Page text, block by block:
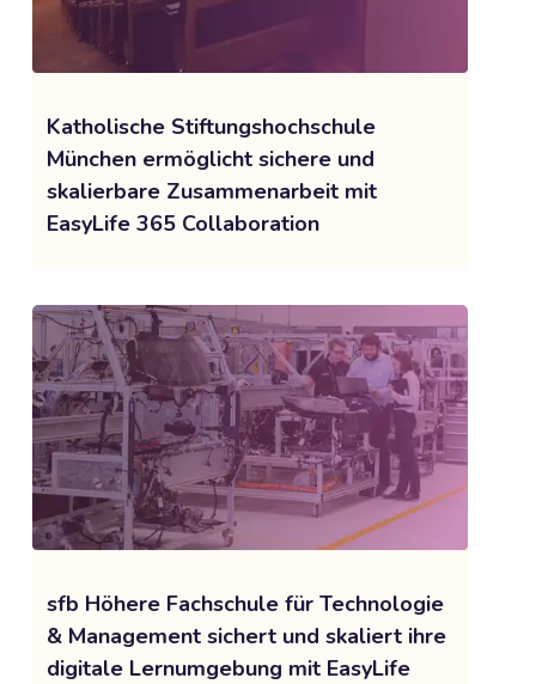
Katholische Stiftungshochschule
München ermöglicht sichere und
skalierbare Zusammenarbeit mit
EasyLife 365 Collaboration
sfb Höhere Fachschule für Technologie
& Management sichert und skaliert ihre
digitale Lernumgebung mit EasyLife